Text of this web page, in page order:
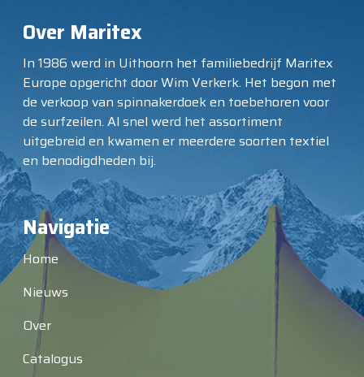
Over Maritex
In 1986 werd in Uithoorn het familiebedrijf Maritex
Europe opgericht door Wim Verkerk. Het begon met
de verkoop van spinnakerdoek en toebehoren voor
de surfzeilen. Al snel werd het assortiment
uitgebreid en kwamen er meerdere soorten textiel
en benodigdheden bij.
Navigatie
Home
Nieuws
Over
Catalogus